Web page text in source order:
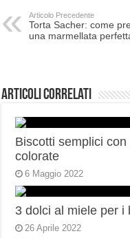
Articolo Precedente
Torta Sacher: come
una marmellata
Articoli correlati
Biscotti semplici
colorate
6 Maggio 2022
3 dolci al miele per i
26 Aprile 2022